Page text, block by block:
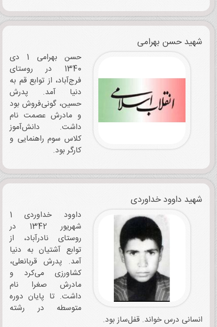
شهید حسن بهرامی
حسن بهرامی 1 دی
1340 در روستای
فرج‌آباد، از توابع قم به
دنیا آمد. پدرش
حسین، گونی‌فروش بود
و مادرش عصمت نام
داشت. دانش‌آموز
کلاس سوم راهنمایی و
کارگر بود.
شهید داوود خداوردی
شهریور 1342 در
روستای نادرآباد، از
توابع آشتیان به دنیا
آمد. پدرش قربانعلی،
کشاورزی می‌کرد و
مادرش صغرا نام
داشت. تا پایان دوره
متوسطه در رشته
انسانی درس خواند. قفل‌ساز بود.